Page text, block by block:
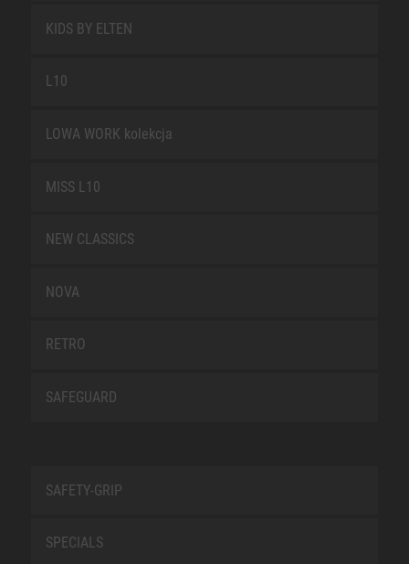
KIDS BY ELTEN
L10
LOWA WORK kolekcja
MISS L10
NEW CLASSICS
NOVA
RETRO
SAFEGUARD
SAFETY-GRIP
SPECIALS